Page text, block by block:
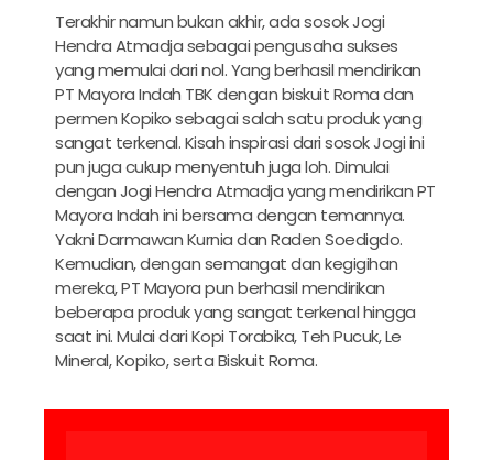
Terakhir namun bukan akhir, ada sosok Jogi
Hendra Atmadja sebagai pengusaha sukses
yang memulai dari nol. Yang berhasil mendirikan
PT Mayora Indah TBK dengan biskuit Roma dan
permen Kopiko sebagai salah satu produk yang
sangat terkenal. Kisah inspirasi dari sosok Jogi ini
pun juga cukup menyentuh juga loh. Dimulai
dengan Jogi Hendra Atmadja yang mendirikan PT
Mayora Indah ini bersama dengan temannya.
Yakni Darmawan Kurnia dan Raden Soedigdo.
Kemudian, dengan semangat dan kegigihan
mereka, PT Mayora pun berhasil mendirikan
beberapa produk yang sangat terkenal hingga
saat ini. Mulai dari Kopi Torabika, Teh Pucuk, Le
Mineral, Kopiko, serta Biskuit Roma.